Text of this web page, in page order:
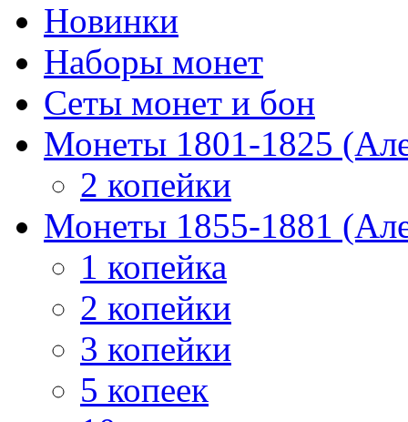
Новинки
Наборы монет
Сеты монет и бон
Монеты 1801-1825
2 копейки
Монеты 1855-1881
1 копейка
2 копейки
3 копейки
5 копеек